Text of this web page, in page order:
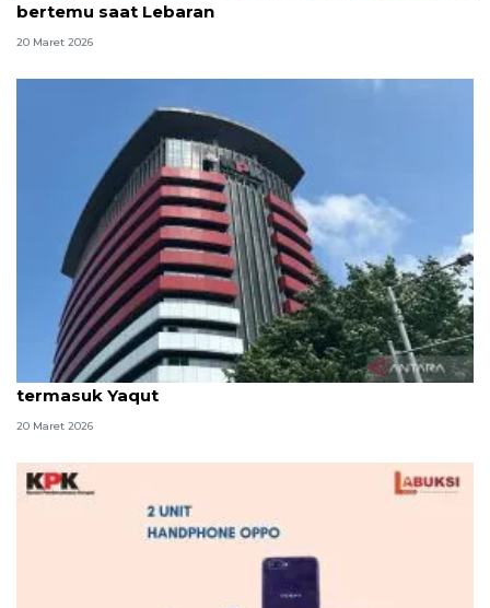
bertemu saat Lebaran
20 Maret 2026
KPK fasilitasi 67 tahanan untuk salat Idul Fitri,
termasuk Yaqut
20 Maret 2026